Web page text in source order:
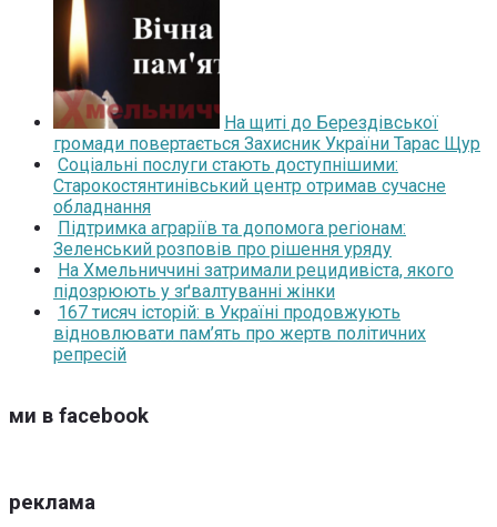
На щиті до Берездівської
громади повертається Захисник України Тарас Щур
Соціальні послуги стають доступнішими:
Старокостянтинівський центр отримав сучасне
обладнання
Підтримка аграріїв та допомога регіонам:
Зеленський розповів про рішення уряду
На Хмельниччині затримали рецидивіста, якого
підозрюють у зґвалтуванні жінки
167 тисяч історій: в Україні продовжують
відновлювати пам’ять про жертв політичних
репресій
ми в facebook
реклама